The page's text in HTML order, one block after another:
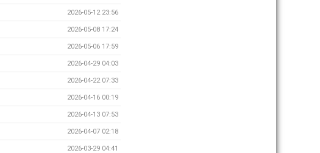
2026-05-12 23:56
2026-05-08 17:24
2026-05-06 17:59
2026-04-29 04:03
2026-04-22 07:33
2026-04-16 00:19
2026-04-13 07:53
2026-04-07 02:18
2026-03-29 04:41